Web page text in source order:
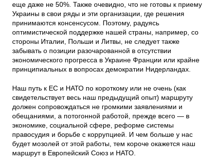
еще даже не 50%. Также очевидно, что не готовы к приему
Украины в свои ряды и эти организации, где решения
принимаются консенсусом. Поэтому, радуясь
оптимистической поддержке нашей страны, например, со
стороны Италии, Польши и Литвы, не следует также
забывать о позиции разочарованной в отсутствии
экономического прогресса в Украине Франции или крайне
принципиальных в вопросах демократии Нидерландах.
Наш путь к ЕС и НАТО по короткому или не очень (как
свидетельствует весь наш предыдущий опыт) маршруту
должен сопровождаться не громкими заявлениями и
обещаниями, а потогонной работой, прежде всего — в
экономике, социальной сфере, реформе системы
правосудия и борьбе с коррупцией. И чем больше у нас
будет мозолей от этой работы, тем короче окажется наш
маршрут в Европейский Союз и НАТО.